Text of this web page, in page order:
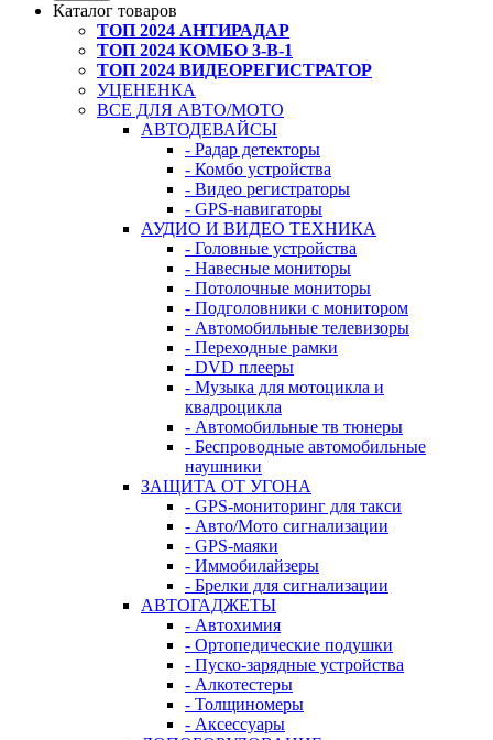
Каталог товаров
ТОП 2024 АНТИРАДАР
ТОП 2024 КОМБО 3-В-1
ТОП 2024 ВИДЕОРЕГИСТРАТОР
УЦЕНЕНКА
ВСЕ ДЛЯ АВТО/МОТО
АВТОДЕВАЙСЫ
- Радар детекторы
- Комбо устройства
- Видео регистраторы
- GPS-навигаторы
АУДИО И ВИДЕО ТЕХНИКА
- Головные устройства
- Навесные мониторы
- Потолочные мониторы
- Подголовники с монитором
- Автомобильные телевизоры
- Переходные рамки
- DVD плееры
- Музыка для мотоцикла и
квадроцикла
- Автомобильные тв тюнеры
- Беспроводные автомобильные
наушники
ЗАЩИТА ОТ УГОНА
- GPS-мониторинг для такси
- Авто/Мото сигнализации
- GPS-маяки
- Иммобилайзеры
- Брелки для сигнализации
АВТОГАДЖЕТЫ
- Автохимия
- Ортопедические подушки
- Пуско-зарядные устройства
- Алкотестеры
- Толщиномеры
- Аксессуары